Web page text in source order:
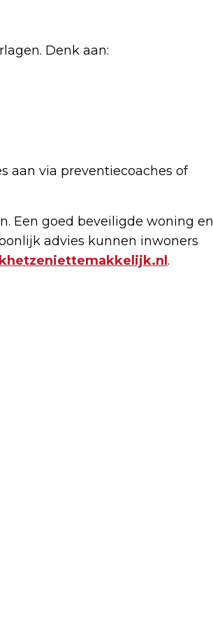
Denk aan:
aan via preventiecoaches of
Een goed beveiligde woning en
advies kunnen inwoners
.